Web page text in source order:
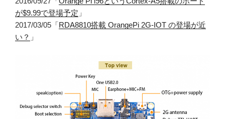
が$9.99で登場予定 」
2017/03/05「RDA8810搭載 OrangePi 2G-IOT の登場が近
い？ 」